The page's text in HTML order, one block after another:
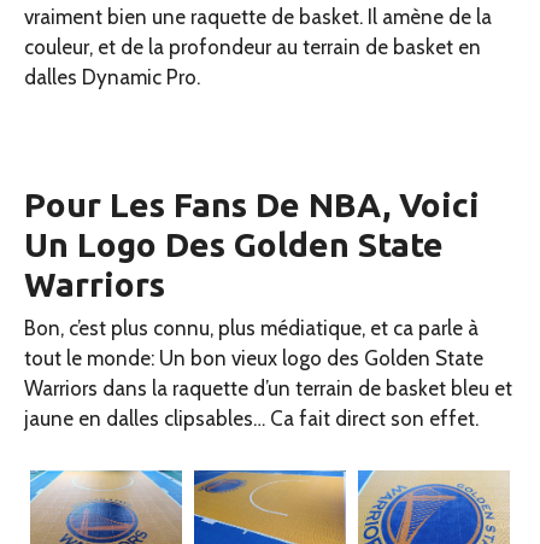
vraiment bien une raquette de basket. Il amène de la
couleur, et de la profondeur au terrain de basket en
dalles Dynamic Pro.
Pour Les Fans De NBA, Voici
Un Logo Des Golden State
Warriors
Bon, c’est plus connu, plus médiatique, et ca parle à
tout le monde: Un bon vieux logo des Golden State
Warriors dans la raquette d’un terrain de basket bleu et
jaune en dalles clipsables… Ca fait direct son effet.